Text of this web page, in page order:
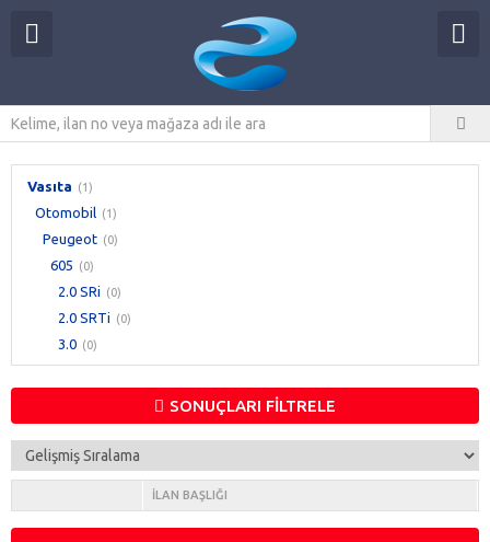
Vasıta (1)
Otomobil (1)
Peugeot (0)
605 (0)
2.0 SRi (0)
2.0 SRTi (0)
3.0 (0)
SONUÇLARI FİLTRELE
İLAN BAŞLIĞI